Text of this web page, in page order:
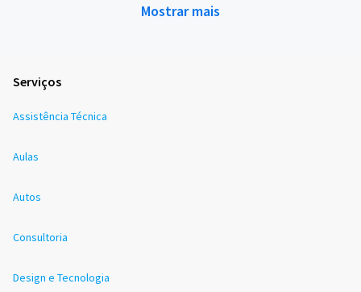
Mostrar mais
Serviços
Assistência Técnica
Aulas
Autos
Consultoria
Design e Tecnologia